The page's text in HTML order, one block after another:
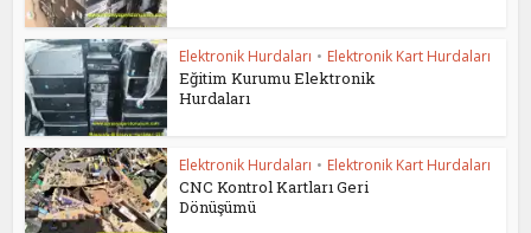
Elektronik Hurdaları • Elektronik Kart Hurdaları
Eğitim Kurumu Elektronik
Hurdaları
Elektronik Hurdaları • Elektronik Kart Hurdaları
CNC Kontrol Kartları Geri
Dönüşümü